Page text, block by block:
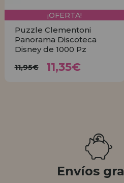
¡OFERTA!
Puzzle Clementoni
Panorama Discoteca
Disney de 1000 Pz
11,95€ 11,35€
Envíos